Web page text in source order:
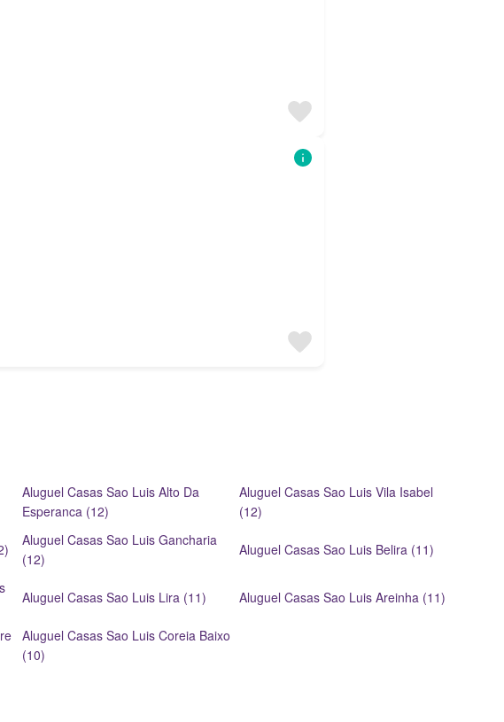
Aluguel Casas Sao Luis Alto Da
Esperanca (12)
Aluguel Casas Sao Luis Vila Isabel
(12)
Aluguel Casas Sao Luis Gancharia
(12)
Aluguel Casas Sao Luis Belira (11)
Aluguel Casas Sao Luis Lira (11) Aluguel Casas Sao Luis Areinha (11)
Aluguel Casas Sao Luis Coreia Baixo
(10)